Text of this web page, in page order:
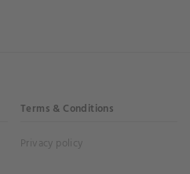
Terms & Conditions
Privacy policy